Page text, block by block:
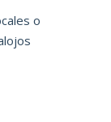
o